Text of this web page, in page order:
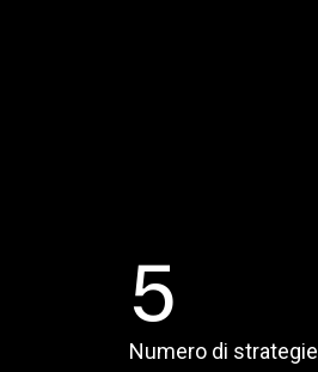
5
Numero di strategie